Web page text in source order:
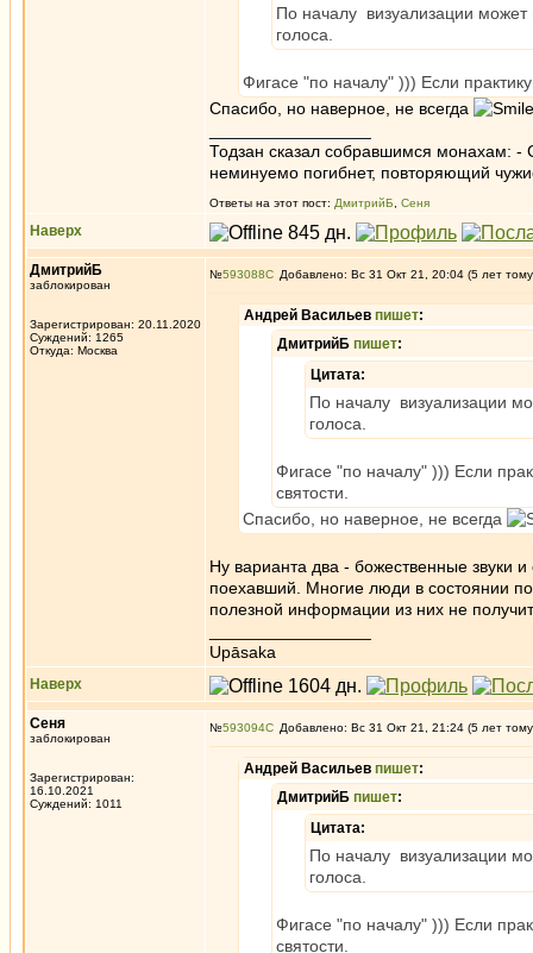
По началу визуализации
голоса.
Фигасе "по началу" ))) Если
Спасибо, но наверное, не всегда
Тодзан сказал собравшимся монахам:
неминуемо погибнет, повторяющий
Ответы на этот пост: ДмитрийБ Сеня
Наверх
ДмитрийБ
заблокирован
Зарегистрирован: 20.11.2020
Суждений: 1265
Откуда: Москва
№593088 Добавлено: Вс 31 Окт 21, 20:04 (5 лет
Андрей Васильев пишет:
ДмитрийБ пишет:
Цитата:
По началу визуализации
голоса.
Фигасе "по началу" ))) Если
святости.
Спасибо, но наверное, не всегда
Ну варианта два - божественные звуки
поехавший. Многие люди в состоянии
полезной информации из них не
Upāsaka
Наверх
Сеня
заблокирован
Зарегистрирован:
16.10.2021
Суждений: 1011
№593094 Добавлено: Вс 31 Окт 21, 21:24 (5 лет
Андрей Васильев пишет:
ДмитрийБ пишет:
Цитата:
По началу визуализации
голоса.
Фигасе "по началу" ))) Если
святости.